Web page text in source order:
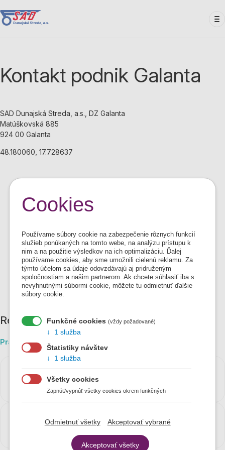
na
hlavný
Kontakt podnik Galanta
SAD Dunajská Streda, a.s., DZ Galanta
Matúškovská 885
924 00 Galanta
48.180060, 17.728637
Región Galanta, Sereď, Šala
Pravidelná doprava
Tel.: 031/780 22 61
e-mail:lovas@sadds.sk
Tel.: 031/780 22 61
Cookies
Používame súbory cookie na zabezpečenie rôznych funkcií
služieb ponúkaných na tomto webe, na analýzu prístupu k
nim a na použitie výsledkov na ich optimalizáciu. Ďalej
používame cookies, aby sme umožnili cielenú reklamu. Za
týmto účelom sa údaje odovzdávajú aj pridruženým
spoločnostiam a našim partnerom. Ak chcete súhlasiť iba s
nevyhnutnými súbormi cookie, môžete tu odmietnuť ďalšie
súbory cookie.
Funkčné cookies (vždy požadované)
1 služba
Štatistiky návštev
1 služba
Všetky cookies
Zapnúť/vypnúť všetky cookies okrem funkčných
Odmietnuť všetky Akceptovať vybrané
Akceptovať všetky